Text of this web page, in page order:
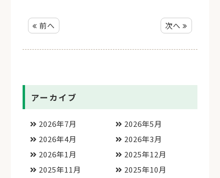
前へ 次へ
アーカイブ
2026年7月
2026年5月
2026年4月
2026年3月
2026年1月
2025年12月
2025年11月
2025年10月